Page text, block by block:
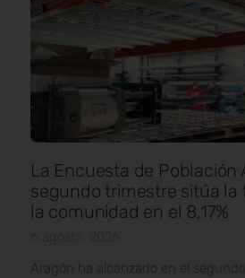
La Encuesta de Población
segundo trimestre sitúa la
la comunidad en el 8,17%
Aragón ha alcanzado en el